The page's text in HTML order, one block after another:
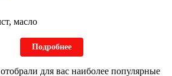
масло
Подробнее
для вас наиболее популярные